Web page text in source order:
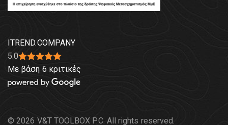
ITREND.COMPANY
5.0
Με βάση 6 κριτικές
© 2026 V&T TOOLBOX P.C. All rights reserved.